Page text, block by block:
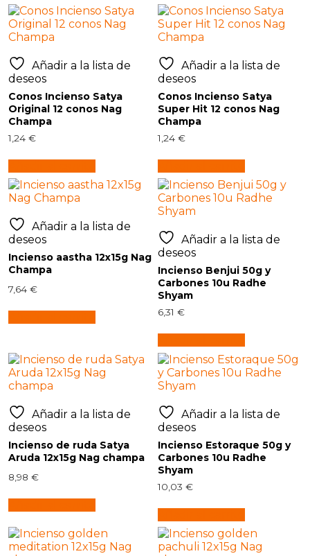
Añadir a la lista de
deseos
Conos Incienso Satya
Original 12 conos Nag
Champa
1,24€
Añadir a la lista de
deseos
Conos Incienso Satya
Super Hit 12 conos Nag
Champa
1,24€
Añadir a la lista de
deseos
Incienso aastha 12x15g Nag
Champa
7,64€
Añadir a la lista de
deseos
Incienso Benjui 50g y
Carbones 10u Radhe
Shyam
6,31€
Añadir a la lista de
deseos
Incienso de ruda Satya
Aruda 12x15g Nag champa
8,98€
Añadir a la lista de
deseos
Incienso Estoraque 50g y
Carbones 10u Radhe
Shyam
10,03€